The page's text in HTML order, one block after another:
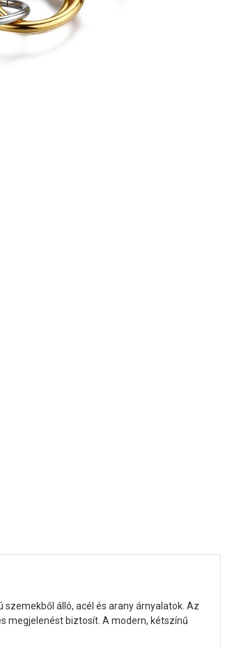
szemekből álló, acél és arany árnyalatok. Az
megjelenést biztosít. A modern, kétszínű